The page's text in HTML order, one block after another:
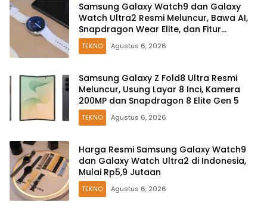
Samsung Galaxy Watch9 dan Galaxy
Watch Ultra2 Resmi Meluncur, Bawa AI,
Snapdragon Wear Elite, dan Fitur
Kesehatan Baru
TEKNO Agustus 6, 2026
Samsung Galaxy Z Fold8 Ultra Resmi
Meluncur, Usung Layar 8 Inci, Kamera
200MP dan Snapdragon 8 Elite Gen 5
TEKNO Agustus 6, 2026
Harga Resmi Samsung Galaxy Watch9
dan Galaxy Watch Ultra2 di Indonesia,
Mulai Rp5,9 Jutaan
TEKNO Agustus 6, 2026